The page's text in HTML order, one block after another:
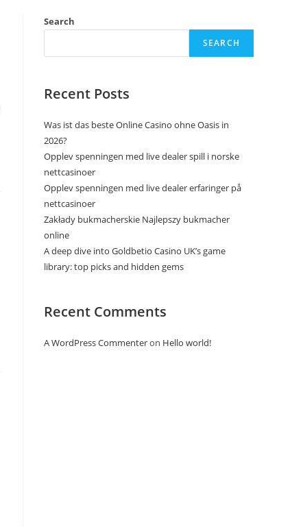
Search
SEARCH
Recent Posts
Was ist das beste Online Casino ohne Oasis in
2026?
Opplev spenningen med live dealer spill i norske
nettcasinoer
Opplev spenningen med live dealer erfaringer på
nettcasinoer
Zakłady bukmacherskie Najlepszy bukmacher
online
A deep dive into Goldbetio Casino UK’s game
library: top picks and hidden gems
Recent Comments
A WordPress Commenteron Hello world!